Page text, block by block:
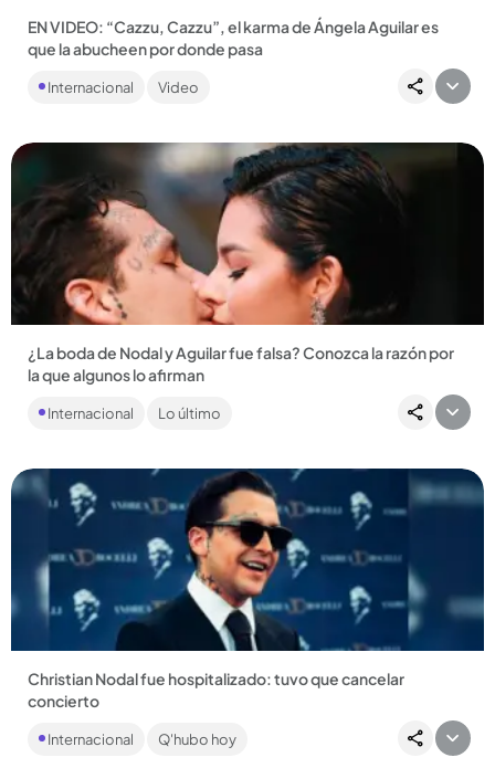
EN VIDEO: “Cazzu, Cazzu”, el karma de Ángela Aguilar es
que la abucheen por donde pasa
molestia, ha preferido ignorar a las multitudes cuando
Internacional Video
Compartir Noticia
¿La boda de Nodal y Aguilar fue falsa? Conozca la razón por
la que algunos lo afirman
matrimonio de los artistas. ...
Internacional Lo último
Compartir Noticia
Christian Nodal fue hospitalizado: tuvo que cancelar
concierto
miércoles, 2 de octubre. ...
Internacional Q'hubo hoy